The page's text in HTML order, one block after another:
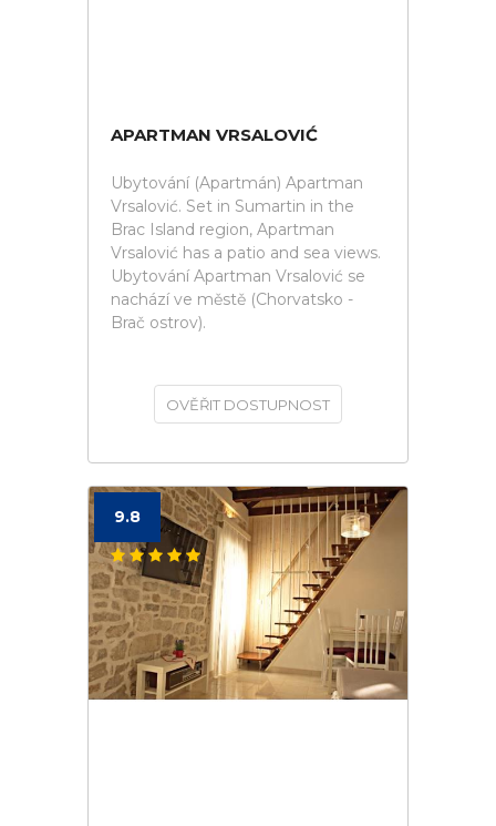
APARTMAN VRSALOVIĆ
Ubytování (Apartmán) Apartman
Vrsalović. Set in Sumartin in the
Brac Island region, Apartman
Vrsalović has a patio and sea views.
Ubytování Apartman Vrsalović se
nachází ve městě (Chorvatsko -
Brač ostrov).
OVĚŘIT DOSTUPNOST
9.8